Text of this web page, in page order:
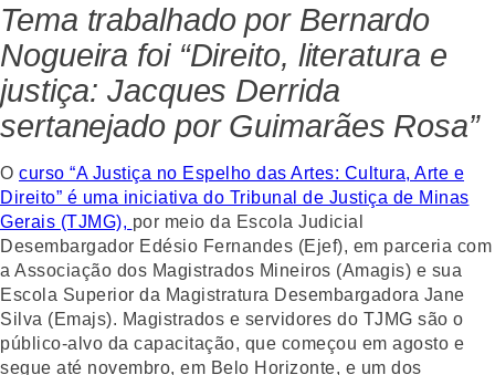
Tema trabalhado por Bernardo
Nogueira foi “Direito, literatura e
justiça: Jacques Derrida
sertanejado por Guimarães Rosa”
O curso “A Justiça no Espelho das Artes: Cultura, Arte e
Direito” é uma iniciativa do Tribunal de Justiça de Minas
Gerais (TJMG), por meio da Escola Judicial
Desembargador Edésio Fernandes (Ejef), em parceria com
a Associação dos Magistrados Mineiros (Amagis) e sua
Escola Superior da Magistratura Desembargadora Jane
Silva (Emajs). Magistrados e servidores do TJMG são o
público-alvo da capacitação, que começou em agosto e
segue até novembro, em Belo Horizonte, e um dos